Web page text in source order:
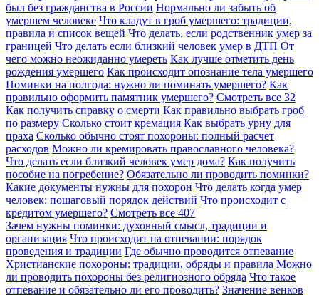
был без гражданства в России Нормально ли забыть об
умершем человеке Что кладут в гроб умершего: традиции,
правила и список вещей Что делать, если родственник умер за
границей Что делать если близкий человек умер в ДТП От
чего можно неожиданно умереть Как лучше отметить день
рождения умершего Как происходит опознание тела умершего
Поминки на полгода: нужно ли поминать умершего? Как
правильно оформить памятник умершего? Смотреть все 32
Как получить справку о смерти Как правильно выбрать гроб
по размеру Сколько стоит кремация Как выбрать урну для
праха Сколько обычно стоят похороны: полный расчет
расходов Можно ли кремировать православного человека?
Что делать если близкий человек умер дома? Как получить
пособие на погребение? Обязательно ли проводить поминки?
Какие документы нужны для похорон Что делать когда умер
человек: пошаговый порядок действий Что происходит с
кредитом умершего? Смотреть все 407
Зачем нужны поминки: духовный смысл, традиции и
организация Что происходит на отпевании: порядок
проведения и традиции Где обычно проводится отпевание
Христианские похороны: традиции, обряды и правила Можно
ли проводить похороны без религиозного обряда Что такое
отпевание и обязательно ли его проводить? Значение венков